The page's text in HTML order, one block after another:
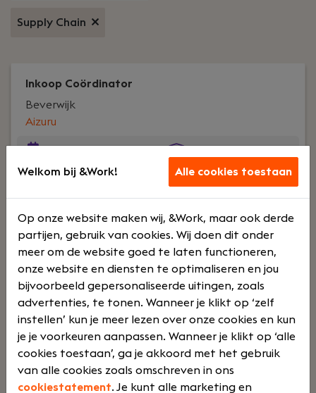
Supply Chain
Inkoop Coördinator
Aizuru
Beverwijk
Opleidinge
n en
Jouw rol:Ben jij een organisatietalent met oog
voor planning, inkoop en procesoptimalisatie?
Krijg jij energie van het schakelen tussen
leveranciers, productie en logistiek? Bij Natural
Cosmetics Holland word je een onmisbare schakel
in onze eigen fabriek in Beverwijk, waar we
duurzame, watervrije cosmetica ontwikkelen en
produceren. Jij zorgt ervoor dat onze producten
op het juiste moment, in de juiste hoeveelheid én
Welkom bij &Work! Alle cookies toestaan
Op onze website maken wij, &Work, maar ook derde
partijen, gebruik van cookies. Wij doen dit onder
meer om de website goed te laten functioneren,
onze website en diensten te optimaliseren en jou
bijvoorbeeld gepersonaliseerde uitingen, zoals
advertenties, te tonen. Wanneer je klikt op ‘zelf
instellen’ kun je meer lezen over onze cookies en kun
je je voorkeuren aanpassen. Wanneer je klikt op ‘alle
cookies toestaan’, ga je akkoord met het gebruik
van alle cookies zoals omschreven in ons
cookiestatement. Je kunt alle marketing en